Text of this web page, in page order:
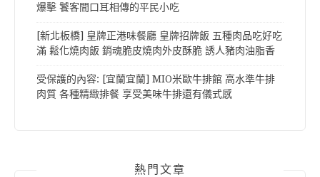
爆擊 饕客間口耳相傳的平民小吃
[新北板橋] 皇牌正港味餐廳 皇牌招牌飯 五種肉品吃好吃
滿 鬆化燒肉飯 銷魂脆皮燒肉外皮酥脆 誘人豬肉油脂香
受保護的內容: [宜蘭宜蘭] MIO米歐牛排館 高水準牛排
肉質 各種精緻排餐 享受美味牛排還有儀式感
熱門文章